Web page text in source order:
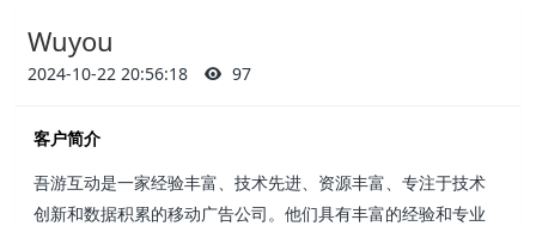
Wuyou
2024-10-22 20:56:18 97
客户简介
吾游互动是一家经验丰富、技术先进、资源丰富、专注于技术
创新和数据积累的移动广告公司。他们具有丰富的经验和专业